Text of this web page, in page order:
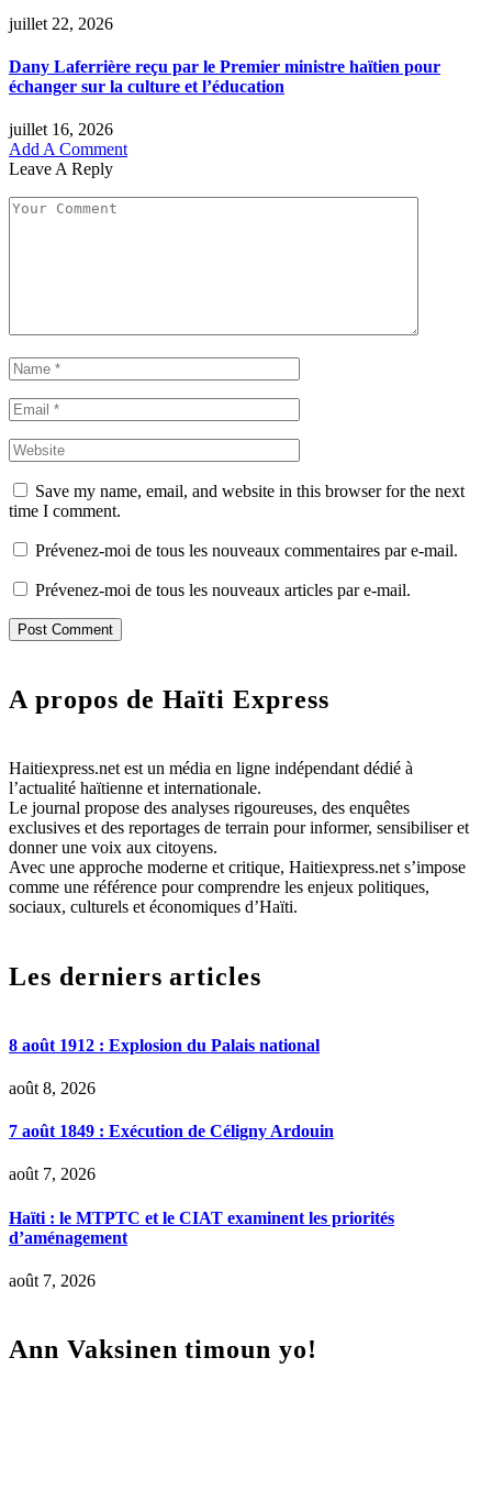
juillet 22, 2026
Dany Laferrière reçu par le Premier ministre haïtien pour
échanger sur la culture et l’éducation
juillet 16, 2026
Add A Comment
Leave A Reply
Save my name, email, and website in this browser for the next
time I comment.
Prévenez-moi de tous les nouveaux commentaires par e-mail.
Prévenez-moi de tous les nouveaux articles par e-mail.
A propos de Haïti Express
Haitiexpress.net est un média en ligne indépendant dédié à
l’actualité haïtienne et internationale.
Le journal propose des analyses rigoureuses, des enquêtes
exclusives et des reportages de terrain pour informer, sensibiliser et
donner une voix aux citoyens.
Avec une approche moderne et critique, Haitiexpress.net s’impose
comme une référence pour comprendre les enjeux politiques,
sociaux, culturels et économiques d’Haïti.
Les derniers articles
8 août 1912 : Explosion du Palais national
août 8, 2026
7 août 1849 : Exécution de Céligny Ardouin
août 7, 2026
Haïti : le MTPTC et le CIAT examinent les priorités
d’aménagement
août 7, 2026
Ann Vaksinen timoun yo!